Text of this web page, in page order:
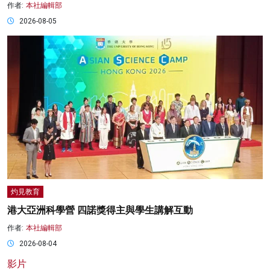
作者: 本社編輯部
2026-08-05
灼見教育
港大亞洲科學營 四諾獎得主與學生講解互動
作者: 本社編輯部
2026-08-04
影片